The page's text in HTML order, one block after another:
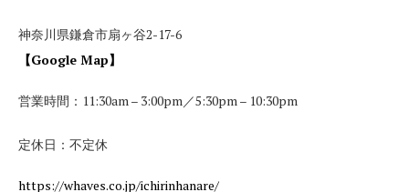
神奈川県鎌倉市扇ヶ谷2-17-6
【Google Map】
営業時間：11:30am – 3:00pm／5:30pm – 10:30pm
定休日：不定休
https://whaves.co.jp/ichirinhanare/